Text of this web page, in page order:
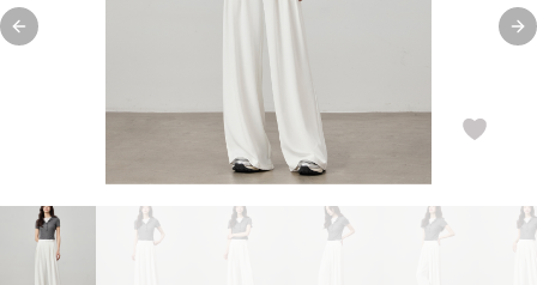
Previous slide